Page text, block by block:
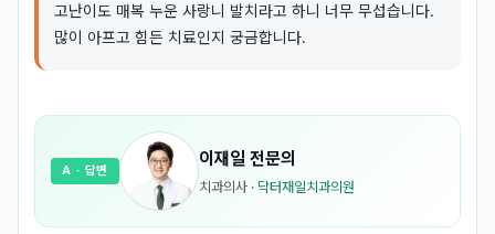
고난이도 매복 누운 사랑니 발치라고 하니 너무 무섭습니다.
많이 아프고 힘든 치료인지 궁금합니다.
이재일 전문의
치과의사 · 닥터재일치과의원
A · 답변